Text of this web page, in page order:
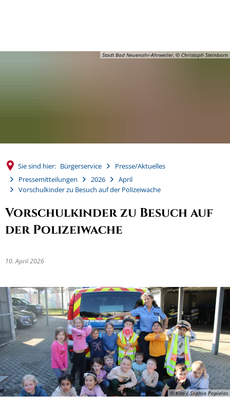
Stadt Bad Neuenahr-Ahrweiler, © Christoph Steinborn
Sie sind hier: Bürgerservice
Presse/Aktuelles
Pressemitteilungen
2026
April
Vorschulkinder zu Besuch auf der Polizeiwache
Vorschulkinder zu Besuch auf
der Polizeiwache
10. April 2026
© Kita / Sophia Popielas